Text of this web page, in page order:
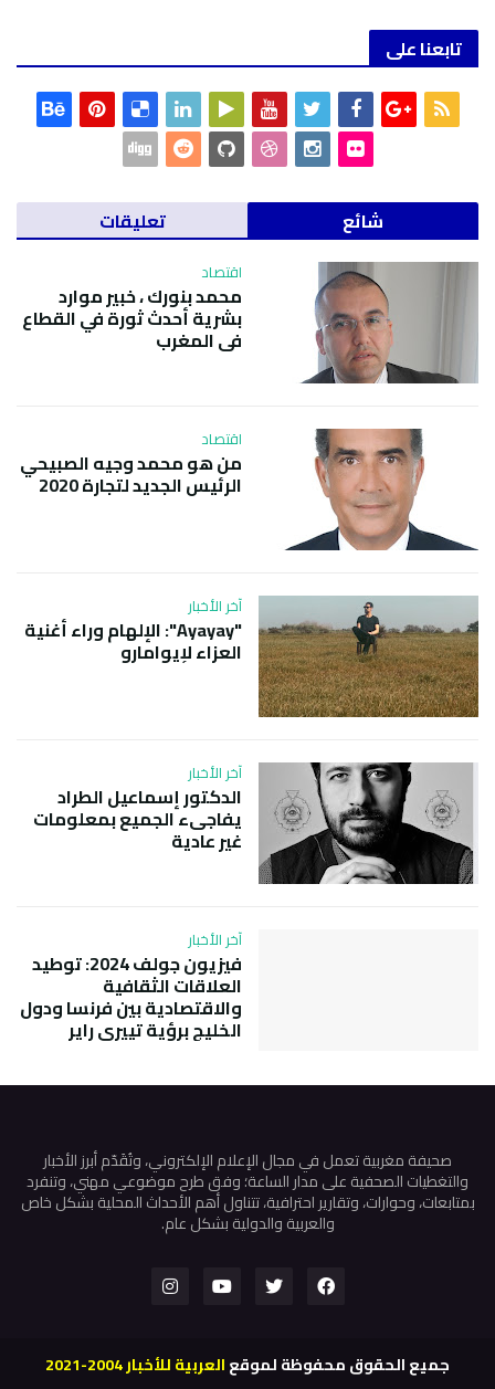
تابعنا على
شائع تعليقات
اقتصاد
محمد بنورك ، خبير موارد
بشرية أحدث ثورة في القطاع
في المغرب
اقتصاد
من هو محمد وجيه الصبيحي
الرئيس الجديد لتجارة 2020
آخر الأخبار
"Ayayay": الإلهام وراء أغنية
العزاء لإيوامارو
آخر الأخبار
الدكتور إسماعيل الطراد
يفاجىء الجميع بمعلومات
غير عادية
آخر الأخبار
فيزيون جولف 2024: توطيد
العلاقات الثقافية
والاقتصادية بين فرنسا ودول
الخليج برؤية تييري راير
صحيفة مغربية تعمل في مجال الإعلام الإلكتروني، وتُقَدّم أبرز الأخبار
والتغطيات الصحفية على مدار الساعة؛ وفق طرح موضوعي مهني، وتنفرد
بمتابعات، وحوارات، وتقارير احترافية، تتناول أهم الأحداث المحلية بشكل خاص
والعربية والدولية بشكل عام.
جميع الحقوق محفوظة لموقعالعربية للأخبار 2004-2021